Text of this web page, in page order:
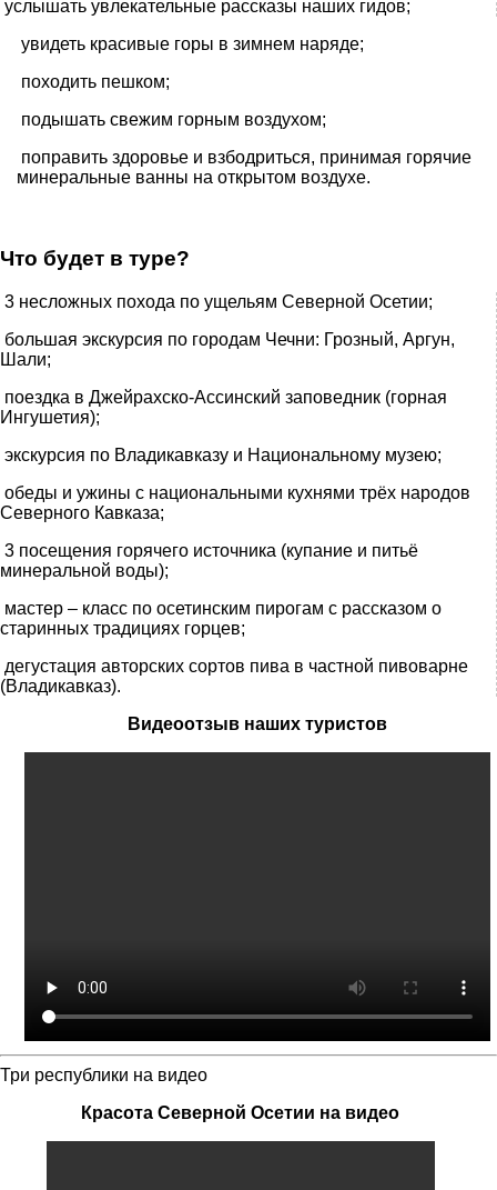
услышать увлекательные рассказы наших гидов;
увидеть красивые горы в зимнем наряде;
походить пешком;
подышать свежим горным воздухом;
поправить здоровье и взбодриться, принимая горячие
минеральные ванны на открытом воздухе.
Что будет в туре?
3 несложных похода по ущельям Северной Осетии;
большая экскурсия по городам Чечни: Грозный, Аргун,
Шали;
поездка в Джейрахско-Ассинский заповедник (горная
Ингушетия);
экскурсия по Владикавказу и Национальному музею;
обеды и ужины с национальными кухнями трёх народов
Северного Кавказа;
3 посещения горячего источника (купание и питьё
минеральной воды);
мастер – класс по осетинским пирогам с рассказом о
старинных традициях горцев;
дегустация авторских сортов пива в частной пивоварне
(Владикавказ).
Видеоотзыв наших туристов
Три республики на видео
Красота Северной Осетии на видео